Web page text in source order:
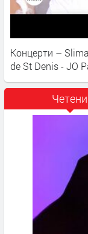
Концерти –
de St Denis - JO
Четени